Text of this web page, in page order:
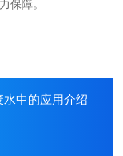
保障。
中的应用介绍